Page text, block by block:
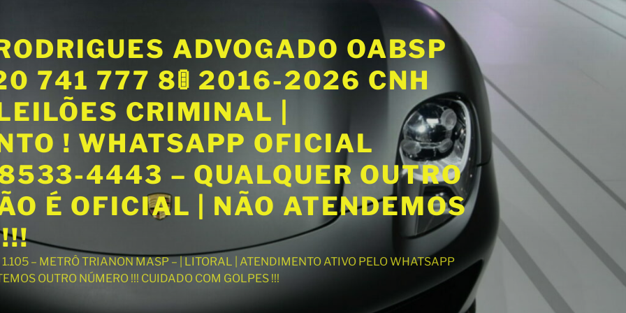
ADVOGADO OABSP
741 777 8🚦 2016-2026 CNH
CRIMINAL |
! WHATSAPP OFICIAL
4443 – QUALQUER OUTRO
É OFICIAL | NÃO ATENDEMOS
– METRÔ TRIANON MASP – | LITORAL | ATENDIMENTO ATIVO PELO WHATSAPP
OUTRO NÚMERO !!! CUIDADO COM GOLPES !!!